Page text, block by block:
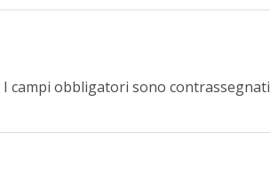
I campi obbligatori sono contrassegnati